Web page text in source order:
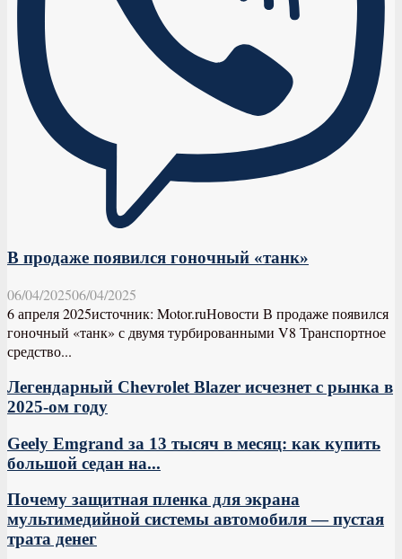
В продаже появился гоночный «танк»
06/04/202506/04/2025
6 апреля 2025источник: Motor.ruНовости В продаже появился
гоночный «танк» с двумя турбированными V8 Транспортное
средство...
Легендарный Chevrolet Blazer исчезнет с рынка в
2025-ом году
Geely Emgrand за 13 тысяч в месяц: как купить
большой седан на...
Почему защитная пленка для экрана
мультимедийной системы автомобиля — пустая
трата денег